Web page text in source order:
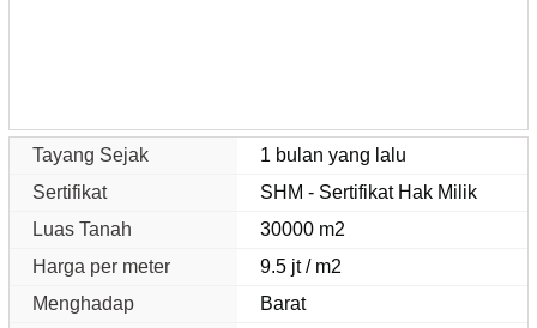
Tayang Sejak
1 bulan yang lalu
Sertifikat
SHM - Sertifikat Hak Milik
Luas Tanah
30000 m2
Harga per meter
9.5 jt / m2
Menghadap
Barat